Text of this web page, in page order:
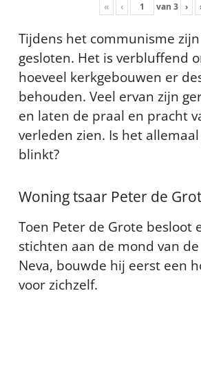
« ‹ van 3 ›
Tijdens het communisme
gesloten. Het is verbluffend
hoeveel kerkgebouwen er
behouden. Veel ervan zijn
en laten de praal en pracht
verleden zien. Is het
blinkt?
Woning tsaar Peter de
Toen Peter de Grote besloot
stichten aan de mond van
Neva, bouwde hij eerst een
voor zichzelf.